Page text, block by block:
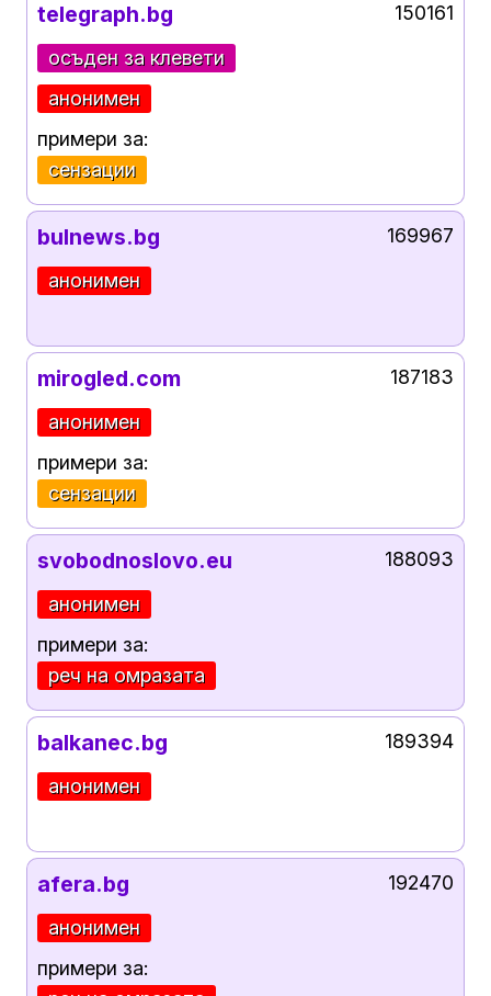
telegraph.bg
осъден за клевети
анонимен
примери за:
сензации
150161
bulnews.bg
анонимен
169967
mirogled.com
анонимен
примери за:
сензации
187183
svobodnoslovo.eu
анонимен
примери за:
реч на омразата
188093
balkanec.bg
анонимен
189394
afera.bg
анонимен
примери за:
192470